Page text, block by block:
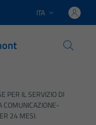
Lingua attiva:
ITA
PER IL SERVIZIO DI
COMUNICAZIONE-
24 MESI.